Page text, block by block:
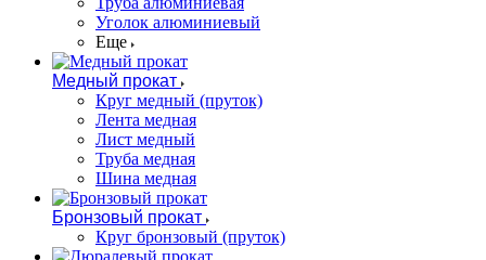
Уголок алюминиевый
Еще
Медный прокат
Круг медный (пруток)
Лента медная
Лист медный
Труба медная
Шина медная
Бронзовый прокат
Круг бронзовый (пруток)